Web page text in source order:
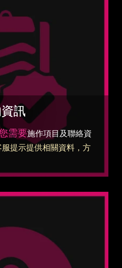
訊
需要施作項目及聯絡資
提示提供相關資料，方